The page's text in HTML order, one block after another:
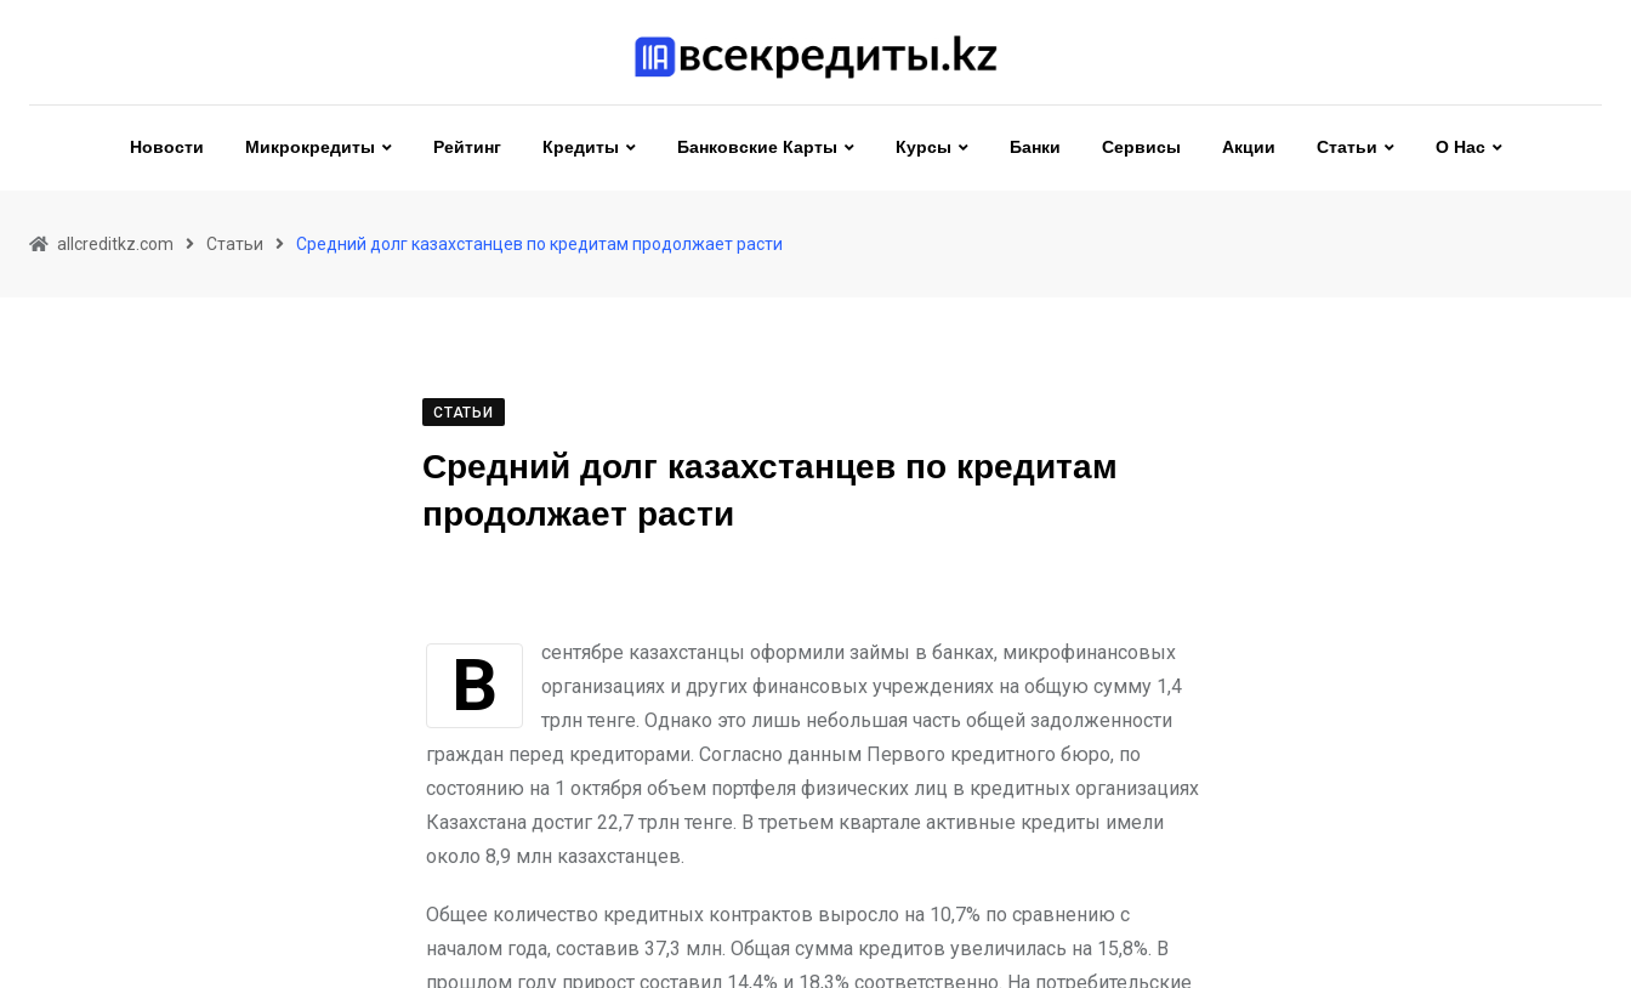
Новости Микрокредиты Рейтинг Кредиты Банковские Карты Курсы Банки Сервисы Акции Статьи О Нас
allcreditkz.com Статьи Средний долг казахстанцев по кредитам продолжает расти
СТАТЬИ
Средний долг казахстанцев по кредитам
продолжает расти
В сентябре казахстанцы оформили займы в банках, микрофинансовых
организациях и других финансовых учреждениях на общую сумму 1,4
трлн тенге. Однако это лишь небольшая часть общей задолженности
граждан перед кредиторами. Согласно данным Первого кредитного бюро, по
состоянию на 1 октября объем портфеля физических лиц в кредитных организациях
Казахстана достиг 22,7 трлн тенге. В третьем квартале активные кредиты имели
около 8,9 млн казахстанцев.
Общее количество кредитных контрактов выросло на 10,7% по сравнению с
началом года, составив 37,3 млн. Общая сумма кредитов увеличилась на 15,8%. В
прошлом году прирост составил 14,4% и 18,3% соответственно. На потребительские